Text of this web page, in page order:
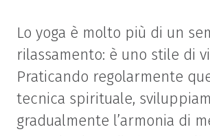
Lo yoga è molto più di un
rilassamento: è uno stile di
Praticando regolarmente
tecnica spirituale,
gradualmente l’armonia di